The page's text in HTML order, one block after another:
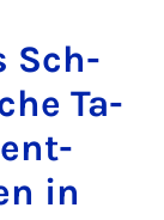
Sch­
Ta­
in